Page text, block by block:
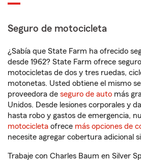
Seguro de motocicleta
¿Sabía que State Farm ha ofrecido
desde 1962? State Farm ofrece
motocicletas de dos y tres ruedas,
motonetas. Usted obtiene el mismo
proveedora de seguro de auto más
Unidos. Desde lesiones corporales y
hasta robo y gastos de emergencia,
motocicleta ofrece más opciones de
necesite agregar cobertura adicional
Trabaje con Charles Baum en Silver